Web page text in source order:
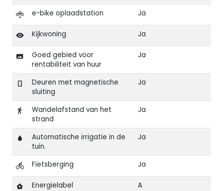
e-bike oplaadstation Ja
Kijkwoning Ja
Goed gebied voor
rentabiliteit van huur
Ja
Deuren met magnetische
sluiting
Ja
Wandelafstand van het
strand
Ja
Automatische irrigatie in de
tuin.
Ja
Fietsberging Ja
Energielabel A